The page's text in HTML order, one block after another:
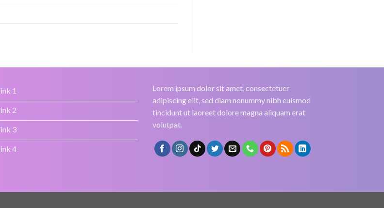
1
2
3
4
Lorem ipsum dolor sit amet, consectetuer
adipiscing elit, sed diam nonummy nibh euismod
tincidunt ut laoreet dolore magna aliquam erat
volutpat.